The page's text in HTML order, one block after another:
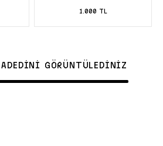
1.000 TL
GÖRÜNTÜLEDİNİZ